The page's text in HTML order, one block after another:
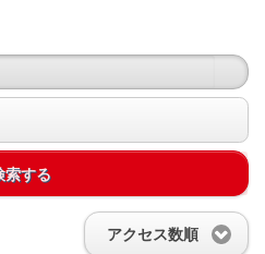
索する
アクセス数順